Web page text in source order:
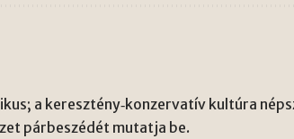
a keresztény‑konzervatív kultúra
párbeszédét mutatja be.